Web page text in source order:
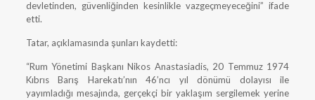
devletinden, güvenliğinden kesinlikle vazgeçmeyeceğini” ifade
etti.
Tatar, açıklamasında şunları kaydetti:
“Rum Yönetimi Başkanı Nikos Anastasiadis, 20 Temmuz 1974
Kıbrıs Barış Harekatı’nın 46’ncı yıl dönümü dolayısı ile
yayımladığı mesajında, gerçekçi bir yaklaşım sergilemek yerine